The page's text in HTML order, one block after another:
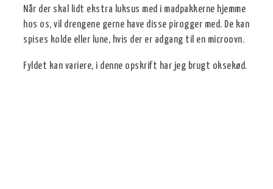
Når der skal lidt ekstra luksus med i madpakkerne hjemme
hos os, vil drengene gerne have disse pirogger med. De kan
spises kolde eller lune, hvis der er adgang til en microovn.
Fyldet kan variere, i denne opskrift har jeg brugt oksekød.